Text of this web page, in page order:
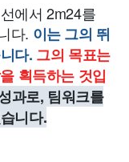
에서 2m24를
다. 이는 그의 뛰
다. 그의 목표는
획득하는 것입
과로, 팀워크를
니다.